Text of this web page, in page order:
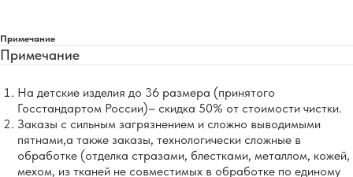
Примечание
Примечание
На детские изделия до 36 размера (принятого
Госстандартом России)– скидка 50% от стоимости чистки.
Заказы с сильным загрязнением и сложно выводимыми
пятнами,а также заказы, технологически сложные в
обработке (отделка стразами, блестками, металлом, кожей,
мехом, из тканей не совместимых в обработке по единому